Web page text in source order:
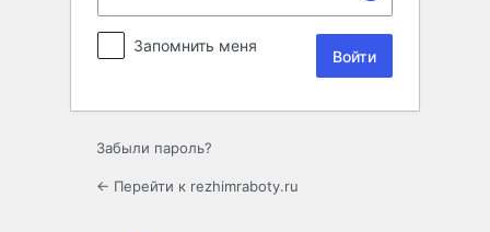
Запомнить меня
Забыли пароль?
← Перейти к rezhimraboty.ru